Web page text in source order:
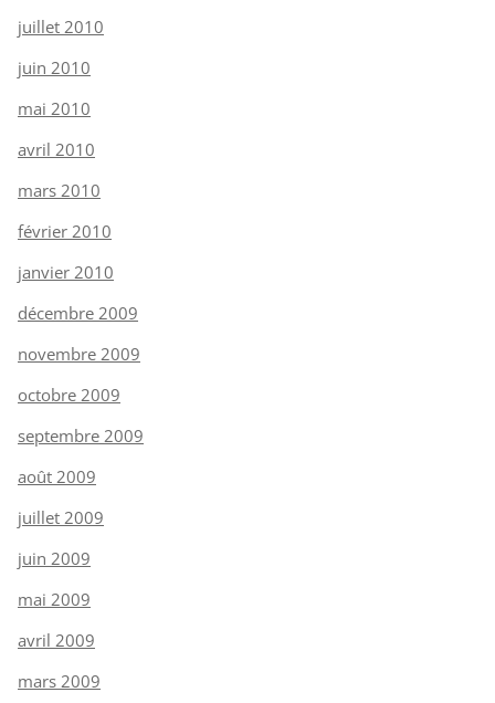
juillet 2010
juin 2010
mai 2010
avril 2010
mars 2010
février 2010
janvier 2010
décembre 2009
novembre 2009
octobre 2009
septembre 2009
août 2009
juillet 2009
juin 2009
mai 2009
avril 2009
mars 2009